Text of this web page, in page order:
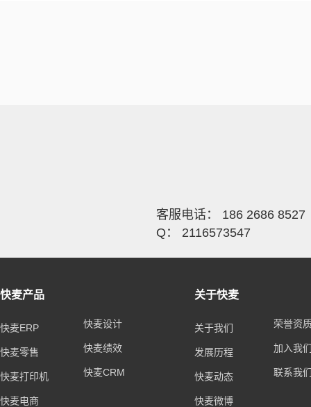
客服电话： 186 2686 8527
Q： 2116573547
快麦产品
快麦ERP
快麦零售
快麦打印机
快麦电商
快麦设计
快麦绩效
快麦CRM
关于快麦
关于我们
发展历程
快麦动态
快麦微博
荣誉资
加入我
联系我